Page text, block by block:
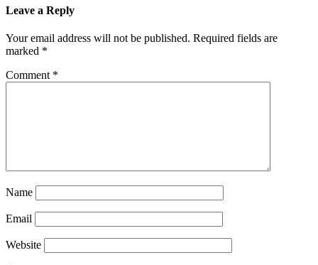
Leave a Reply
Your email address will not be published. Required fields are
marked *
Comment *
Name
Email
Website